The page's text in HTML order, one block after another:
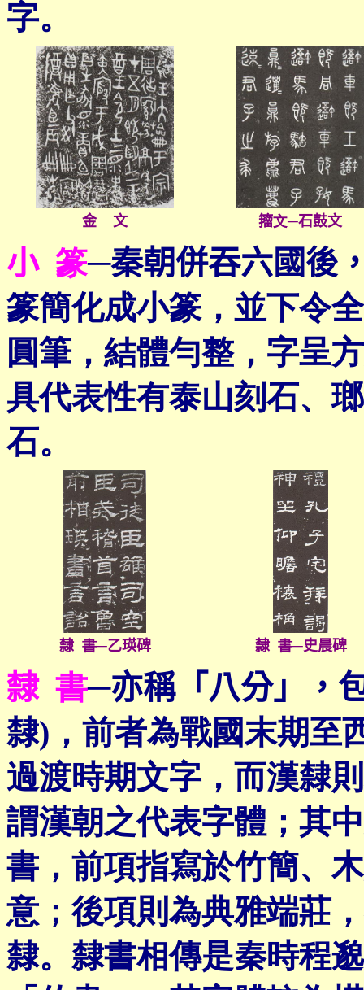
字。
金 文 籀文─石鼓文
小篆─秦朝併吞六國後
篆簡化成小篆，並下令
圓筆，結體勻整，字呈
具代表性有泰山刻石、
石。
隸書─乙瑛碑 隸書─史晨碑
隸書─亦稱「八分」，
隸)，前者為戰國末期至
過渡時期文字，而漢隸
謂漢朝之代表字體；其
書，前項指寫於竹簡、
意；後項則為典雅端莊
隸。隸書相傳是秦時程